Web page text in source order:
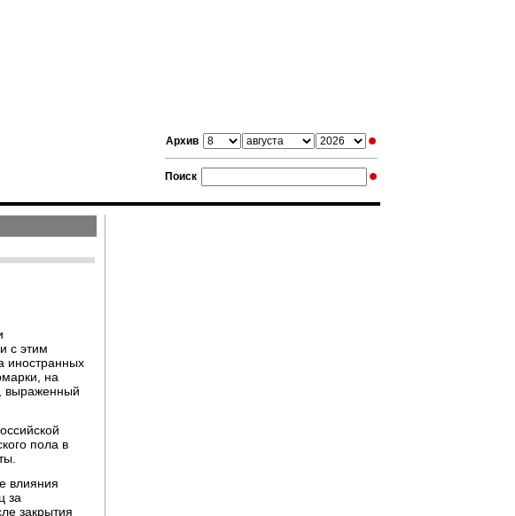
Архив
Поиск
с этим
иностранных
на
выраженный
пола в
влияния
за
закрытия